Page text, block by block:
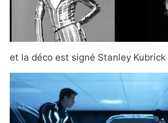
et la déco est signé Stanley Kubrick